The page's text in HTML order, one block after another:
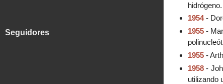
hidrógeno.
1954-
1955-
1955-
1958-
utilizando
Seguidores